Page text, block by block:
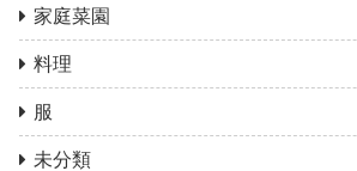
家庭菜園
料理
服
未分類